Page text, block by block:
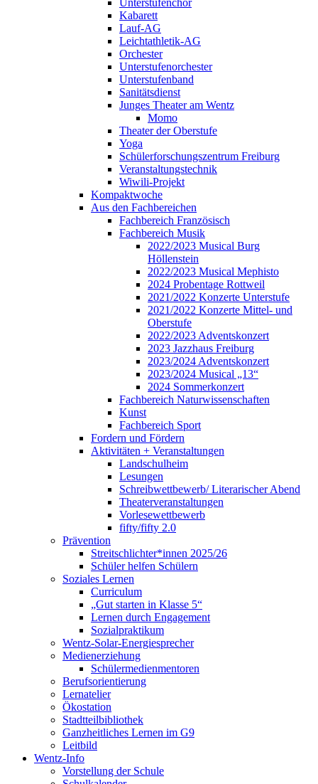
Unterstufenchor
Kabarett
Lauf-AG
Leichtathletik-AG
Orchester
Unterstufenorchester
Unterstufenband
Sanitätsdienst
Junges Theater am Wentz
Momo
Theater der Oberstufe
Yoga
Schülerforschungszentrum Freiburg
Veranstaltungstechnik
Wiwili-Projekt
Kompaktwoche
Aus den Fachbereichen
Fachbereich Französisch
Fachbereich Musik
2022/2023 Musical Burg
Höllenstein
2022/2023 Musical Mephisto
2024 Probentage Rottweil
2021/2022 Konzerte Unterstufe
2021/2022 Konzerte Mittel- und
Oberstufe
2022/2023 Adventskonzert
2023 Jazzhaus Freiburg
2023/2024 Adventskonzert
2023/2024 Musical „13“
2024 Sommerkonzert
Fachbereich Naturwissenschaften
Kunst
Fachbereich Sport
Fordern und Fördern
Aktivitäten + Veranstaltungen
Landschulheim
Lesungen
Schreibwettbewerb/ Literarischer Abend
Theaterveranstaltungen
Vorlesewettbewerb
fifty/fifty 2.0
Prävention
Streitschlichter*innen 2025/26
Schüler helfen Schülern
Soziales Lernen
Curriculum
„Gut starten in Klasse 5“
Lernen durch Engagement
Sozialpraktikum
Wentz-Solar-Energiesprecher
Medienerziehung
Schülermedienmentoren
Berufsorientierung
Lernatelier
Ökostation
Stadtteilbibliothek
Ganzheitliches Lernen im G9
Leitbild
Wentz-Info
Vorstellung der Schule